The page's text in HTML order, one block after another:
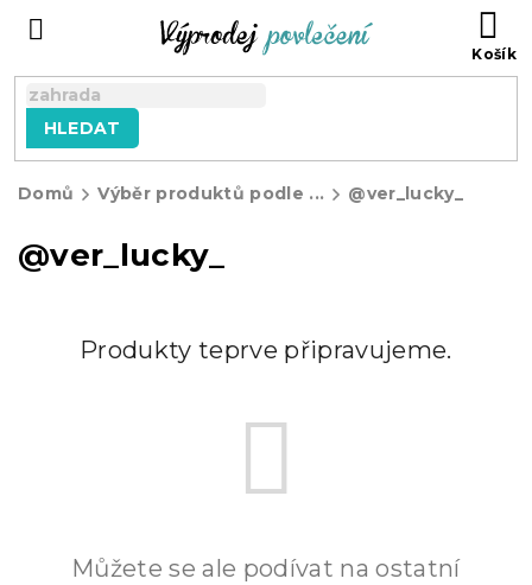
HLEDAT
Domů Výběr produktů podle ... @ver_lucky_
@ver_lucky_
Produkty teprve připravujeme.
Můžete se ale podívat na ostatní